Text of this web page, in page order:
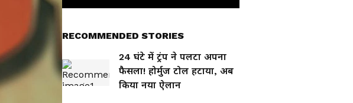
RECOMMENDED STORIES
24 घंटे में ट्रंप ने पलटा अपना
फैसला! होर्मुज टोल हटाया, अब
किया नया ऐलान